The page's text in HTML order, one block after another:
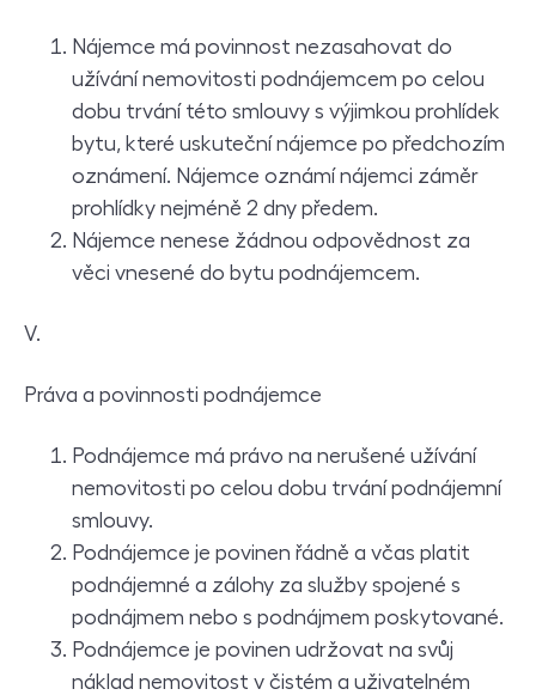
Nájemce má povinnost nezasahovat do
užívání nemovitosti podnájemcem po celou
dobu trvání této smlouvy s výjimkou prohlídek
bytu, které uskuteční nájemce po předchozím
oznámení. Nájemce oznámí nájemci záměr
prohlídky nejméně 2 dny předem.
Nájemce nenese žádnou odpovědnost za
věci vnesené do bytu podnájemcem.
V.
Práva a povinnosti podnájemce
Podnájemce má právo na nerušené užívání
nemovitosti po celou dobu trvání podnájemní
smlouvy.
Podnájemce je povinen řádně a včas platit
podnájemné a zálohy za služby spojené s
podnájmem nebo s podnájmem poskytované.
Podnájemce je povinen udržovat na svůj
náklad nemovitost v čistém a uživatelném